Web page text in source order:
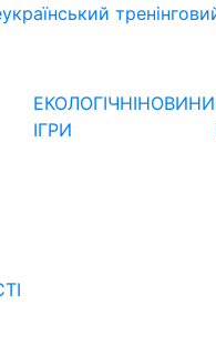
ЕКОЛОГІЧНІ
ІГРИ
НОВИНИ